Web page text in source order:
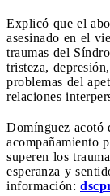
Explicó que el
asesinado en el
traumas del
tristeza,
problemas del
relaciones
Domínguez acotó
acompañamiento
superen los
esperanza y
información: